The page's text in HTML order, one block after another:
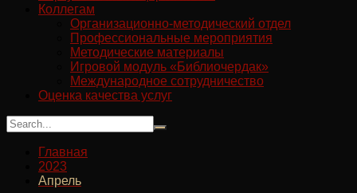
Коллегам
Организационно-методический отдел
Профессиональные мероприятия
Методические материалы
Игровой модуль «Библиочердак»
Международное сотрудничество
Оценка качества услуг
Главная
2023
Апрель